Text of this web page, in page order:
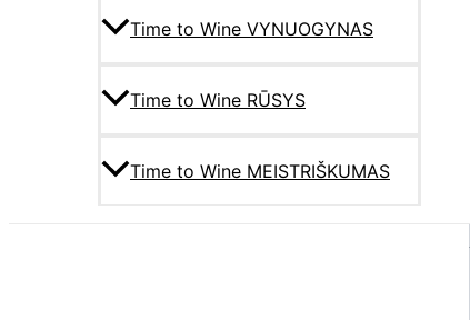
Time to Wine VYNUOGYNAS
Time to Wine RŪSYS
Time to Wine MEISTRIŠKUMAS